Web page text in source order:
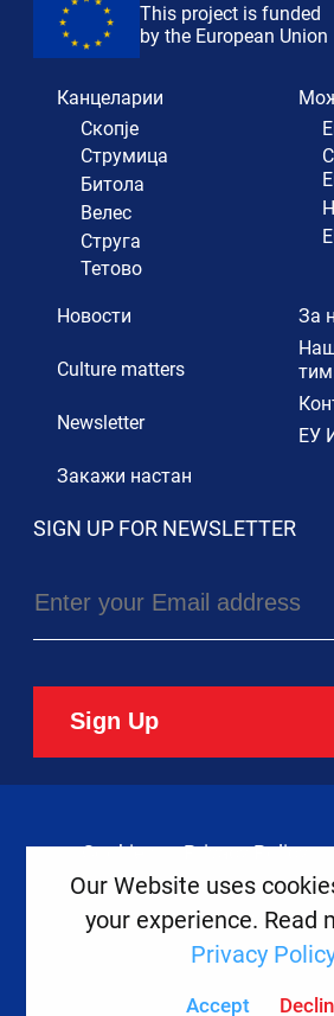
This project is funded
by the European Union
Канцеларии
Скопје
Струмица
Битола
Велес
Струга
Тетово
Новости
Culture matters
Newsletter
Закажи настан
За
тим
ЕУ
SIGN UP FOR NEWSLETTER
Sign Up
Copyright ©2026
Cookies Privacy Policy
Developed
Our Website uses
your experience. Read
Privacy Policy
Accept